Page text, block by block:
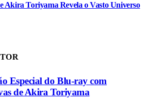
Akira Toriyama Revela o Vasto Universo
Especial do Blu-ray com
de Akira Toriyama